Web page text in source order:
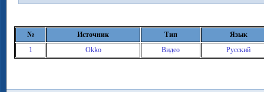
№ Источник Тип
Язык
1
Okko Видео Русский